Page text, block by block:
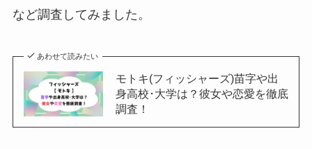
など調査してみました。
あわせて読みたい
モトキ(フィッシャーズ)苗字や出
身高校･大学は？彼女や恋愛を徹底
調査！